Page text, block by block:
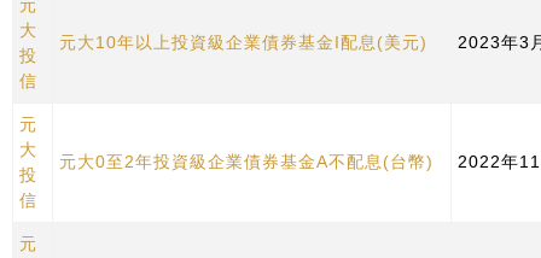
元
大
投
信
元大10年以上投資級企業債券基金I配息(美元) 2023年3
元
大
投
信
元大0至2年投資級企業債券基金A不配息(台幣) 2022年
元